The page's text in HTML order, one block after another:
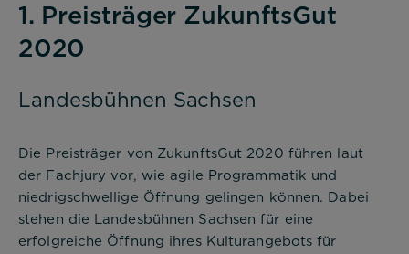
1. Preisträger ZukunftsGut
2020
Landesbühnen Sachsen
Die Preisträger von ZukunftsGut 2020 führen laut
der Fachjury vor, wie agile Programmatik und
niedrigschwellige Öffnung gelingen können. Dabei
stehen die Landesbühnen Sachsen für eine
erfolgreiche Öffnung ihres Kulturangebots für